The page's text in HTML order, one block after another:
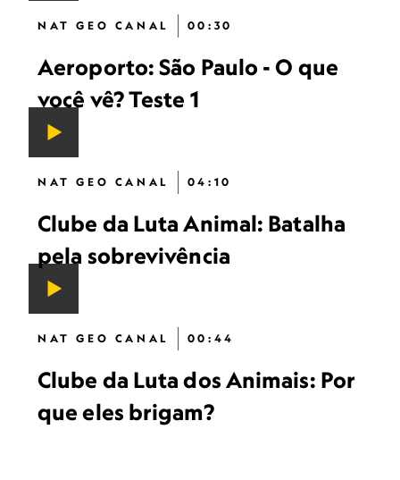
NAT GEO CANAL 00:30
Aeroporto: São Paulo - O que
você vê? Teste 1
NAT GEO CANAL 04:10
Clube da Luta Animal: Batalha
pela sobrevivência
NAT GEO CANAL 00:44
Clube da Luta dos Animais: Por
que eles brigam?